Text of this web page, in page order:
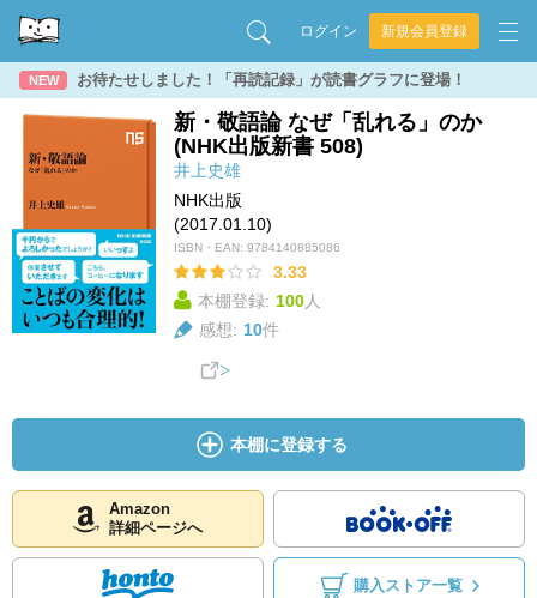
ログイン 新規会員登録
NEW お待たせしました！「再読記録」が読書グラフに登場！
新・敬語論 なぜ「乱れる」のか
(NHK出版新書 508)
井上史雄
NHK出版
(2017.01.10)
ISBN・EAN: 9784140885086
3.33
本棚登録: 100人
感想: 10件
本棚に登録する
Amazon
詳細ページへ
購入ストア一覧